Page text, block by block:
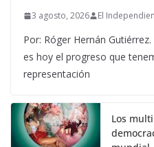
3 agosto, 2026 El
Por: Róger Hernán
es hoy el progreso que
representación
Los